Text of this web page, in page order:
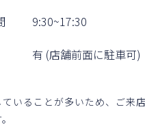
9:30~17:30
有 (店舗前⾯に駐⾞可)
いることが多いため、ご来